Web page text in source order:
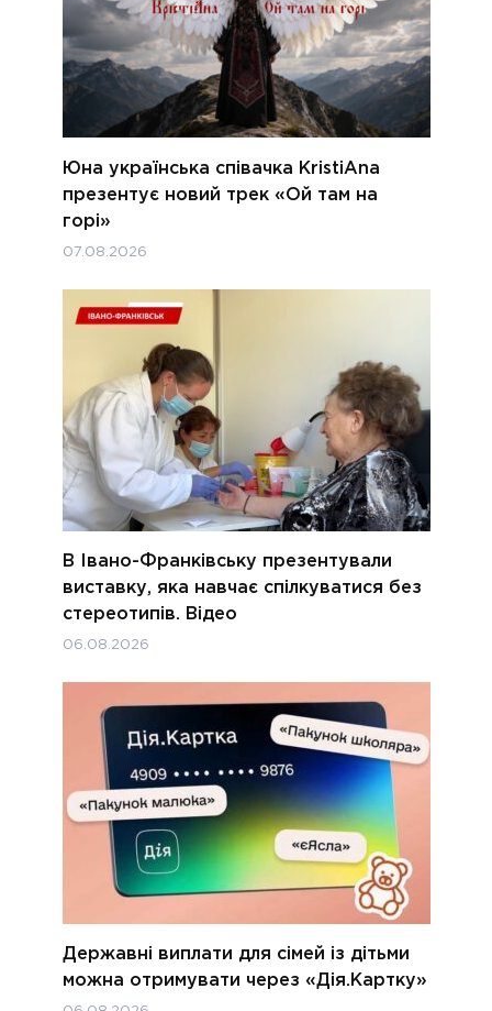
Юна українська співачка KristiAna
презентує новий трек «Ой там на
горі»
07.08.2026
В Івано-Франківську презентували
виставку, яка навчає спілкуватися без
стереотипів. Відео
06.08.2026
Державні виплати для сімей із дітьми
можна отримувати через «Дія.Картку»